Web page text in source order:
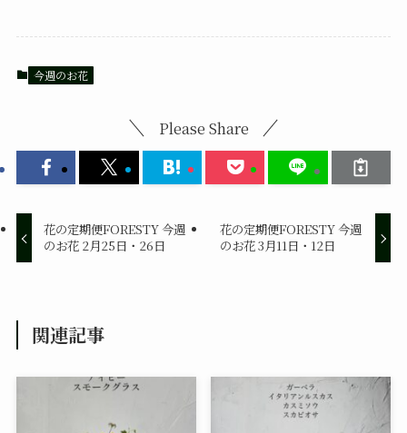
今週のお花
Please Share
花の定期便FORESTY 今週
のお花 2月25日・26日
花の定期便FORESTY 今週
のお花 3月11日・12日
関連記事